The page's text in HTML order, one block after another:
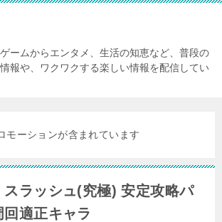
ームからエンタメ、生活の知恵など、普段の
報や、ワクワクする楽しい情報を配信してい
モーションが含まれています
スラッシュ(究極) 安定攻略パ
適正キャラ